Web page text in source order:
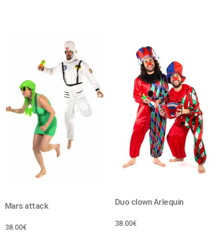
Mars attack
38.00€
Duo clown Arlequin
38.00€